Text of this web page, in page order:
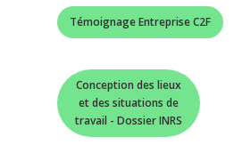
Témoignage Entreprise C2F
Conception des lieux
et des situations de
travail - Dossier INRS